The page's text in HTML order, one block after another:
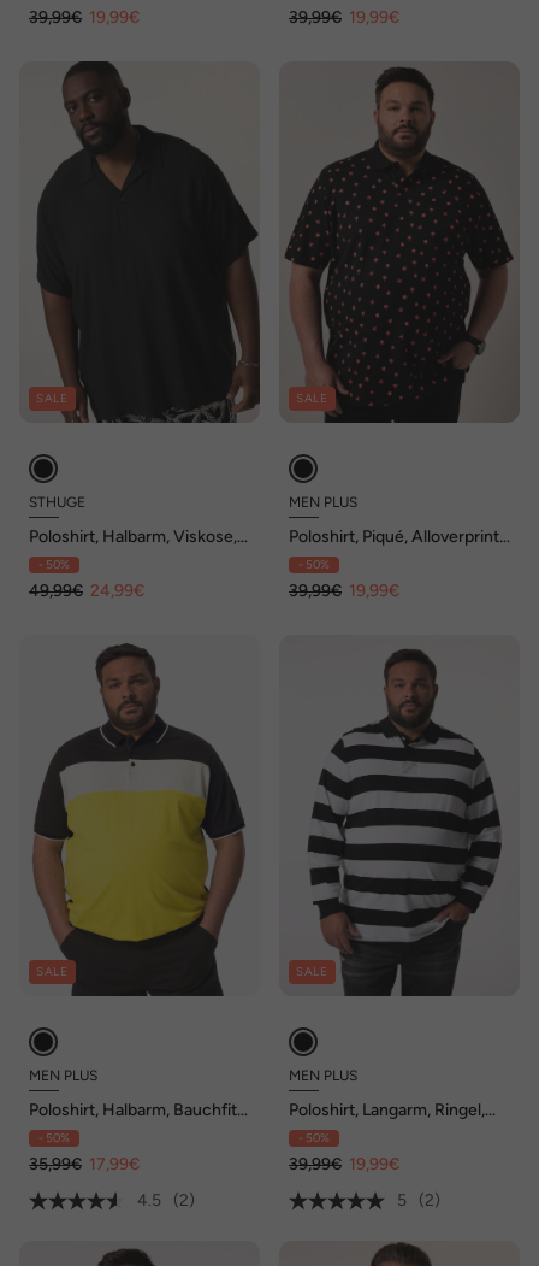
39,99€ 19,99€ 39,99€ 19,99€
SALE
STHUGE
Poloshirt, Halbarm, Viskose,
bis 8 XL
- 50%
49,99€ 24,99€
SALE
MEN PLUS
Poloshirt, Piqué, Alloverprint,
Halbarm, bis 8 XL
- 50%
39,99€ 19,99€
SALE
MEN PLUS
Poloshirt, Halbarm, Bauchfit,
Colorblocking, bis 84/86
- 50%
35,99€ 17,99€
4.5
(2)
SALE
MEN PLUS
Poloshirt, Langarm, Ringel,
Rückendruck, bis 8 XL
- 50%
39,99€ 19,99€
5
(2)